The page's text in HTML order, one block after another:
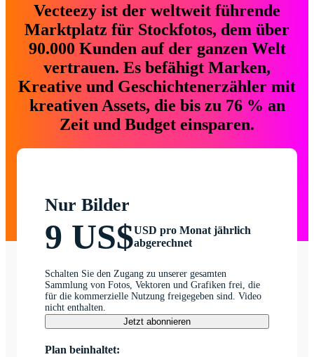
Vecteezy ist der weltweit führende
Marktplatz für Stockfotos, dem über
90.000 Kunden auf der ganzen Welt
vertrauen. Es befähigt Marken,
Kreative und Geschichtenerzähler mit
kreativen Assets, die bis zu 76 % an
Zeit und Budget einsparen.
Nur Bilder
9 US$USD pro Monat jährlich
abgerechnet
Schalten Sie den Zugang zu unserer gesamten
Sammlung von Fotos, Vektoren und Grafiken frei, die
für die kommerzielle Nutzung freigegeben sind. Video
nicht enthalten.
Jetzt abonnieren
Plan beinhaltet: